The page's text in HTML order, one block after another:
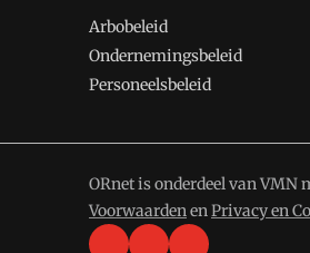
Arbobeleid
Ondernemingsbeleid
Personeelsbeleid
ORnet is onderdeel van VMN
VoorwaardenenPrivacy en